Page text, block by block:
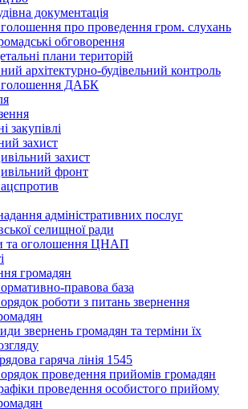
документація
про проведення гром. слухань
обговорення
плани територій
архітектурно-будівельний контроль
ДАБК
закупівлі
захист
захист
фронт
адміністративних послуг
селищної ради
та оголошення ЦНАП
громадян
правова база
роботи з питань звернення
звернень громадян та терміни їх
гаряча лінія 1545
проведення прийомів громадян
проведення особистого прийому